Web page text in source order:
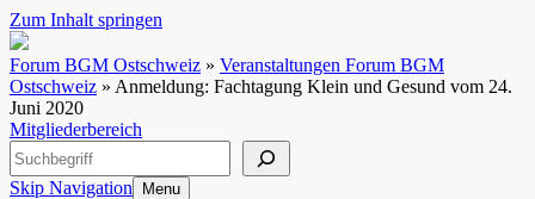
Zum Inhalt springen
Forum BGM Ostschweiz » Veranstaltungen Forum BGM
Ostschweiz » Anmeldung: Fachtagung Klein und Gesund vom 24.
Juni 2020
Mitgliederbereich
Suchen
Skip Navigation
Menu